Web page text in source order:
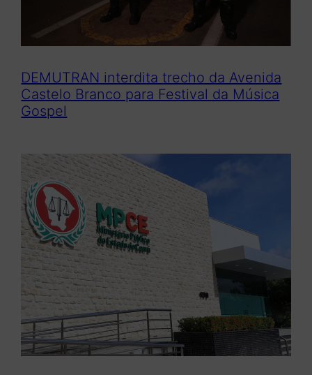
DEMUTRAN interdita trecho da Avenida
Castelo Branco para Festival da Música
Gospel